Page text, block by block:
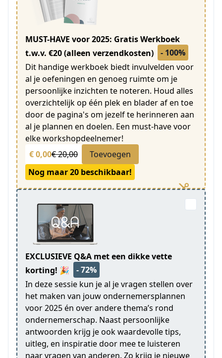
MUST-HAVE voor 2025: Gratis Werkboek
t.w.v. €20 (alleen verzendkosten)
- 100%
Dit handige werkboek biedt invulvelden voor
al je oefeningen en genoeg ruimte om je
persoonlijke inzichten te noteren. Houd alles
overzichtelijk op één plek en blader af en toe
door de pagina's om jezelf te herinneren aan
al je plannen en doelen. Een must-have voor
elke workshopdeelnemer!
€ 0,00€ 20,00
Toevoegen
Nog maar 20 beschikbaar!
EXCLUSIEVE Q&A met een dikke vette
korting! 🎉
- 72%
In deze sessie kun je al je vragen stellen over
het maken van jouw ondernemersplannen
voor 2025 én over andere thema’s rond
ondernemerschap. Naast persoonlijke
antwoorden krijg je ook waardevolle tips,
uitleg, en inspiratie door mee te luisteren
naar vragen van anderen. Zo krijg je nieuwe